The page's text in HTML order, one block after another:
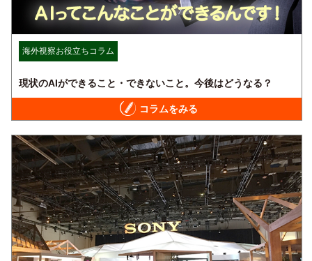
海外視察お役立ちコラム
現状のAIができること・できないこと。今後はどうなる？
コラムをみる